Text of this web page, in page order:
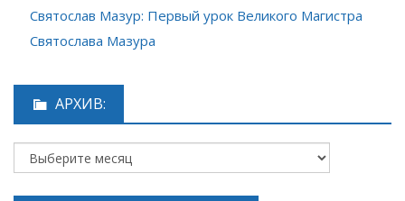
Святослав Мазур: Первый урок Великого Магистра
Святослава Мазура
АРХИВ: